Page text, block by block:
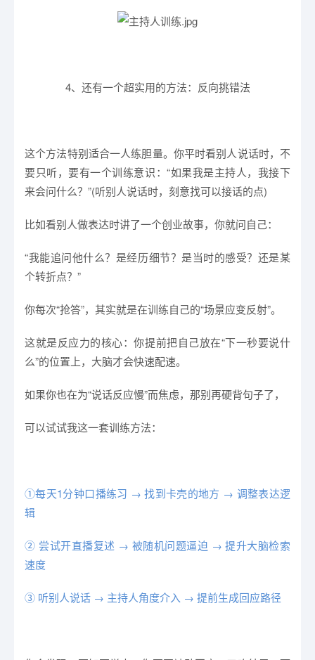
4、还有一个超实用的方法：反向挑错法
这个方法特别适合一人练胆量。你平时看别人说话时，不
要只听，要有一个训练意识：“如果我是主持人，我接下
来会问什么？”(听别人说话时，刻意找可以接话的点)
比如看别人做表达时讲了一个创业故事，你就问自己：
“我能追问他什么？是经历细节？是当时的感受？还是某
个转折点？”
你每次“抢答”，其实就是在训练自己的“场景应变反射”。
这就是反应力的核心：你提前把自己放在“下一秒要说什
么”的位置上，大脑才会快速配速。
如果你也在为“说话反应慢”而焦虑，那别再硬背句子了，
可以试试我这一套训练方法：
①每天1分钟口播练习 → 找到卡壳的地方 → 调整表达逻
辑
② 尝试开直播复述 → 被随机问题逼迫 → 提升大脑检索
速度
③ 听别人说话 → 主持人角度介入 → 提前生成回应路径